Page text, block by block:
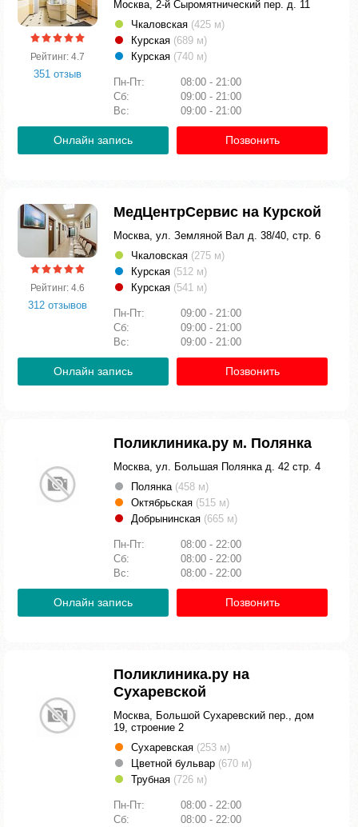
Рейтинг: 4.7
351 отзыв
Москва, 2-й Сыромятнический пер. д. 11
Чкаловская (425 м)
Курская (689 м)
Курская (740 м)
Пн-Пт:
08:00 - 21:00
Сб:
09:00 - 21:00
Вс:
09:00 - 21:00
Онлайн запись Позвонить
Рейтинг: 4.6
312 отзывов
МедЦентрСервис на Курской
Москва, ул. Земляной Вал д. 38/40, стр. 6
Чкаловская (275 м)
Курская (512 м)
Курская (541 м)
Пн-Пт:
09:00 - 21:00
Сб:
09:00 - 21:00
Вс:
09:00 - 21:00
Онлайн запись Позвонить
Поликлиника.ру м. Полянка
Москва, ул. Большая Полянка д. 42 стр. 4
Полянка (458 м)
Октябрьская (515 м)
Добрынинская (665 м)
Пн-Пт:
08:00 - 22:00
Сб:
08:00 - 22:00
Вс:
08:00 - 22:00
Онлайн запись Позвонить
Поликлиника.ру на
Сухаревской
Москва, Большой Сухаревский пер., дом
19, строение 2
Сухаревская (253 м)
Цветной бульвар (670 м)
Трубная (726 м)
Пн-Пт:
08:00 - 22:00
Сб:
08:00 - 22:00